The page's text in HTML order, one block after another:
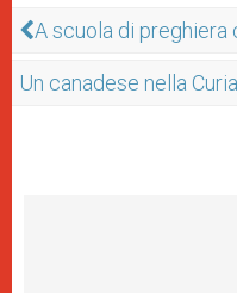
A scuola di preghiera
Un canadese nella